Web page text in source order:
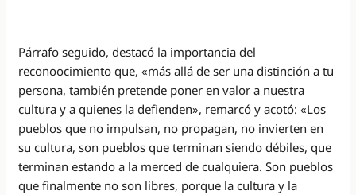
Párrafo seguido, destacó la importancia del
reconoocimiento que, «más allá de ser una distinción a tu
persona, también pretende poner en valor a nuestra
cultura y a quienes la defienden», remarcó y acotó: «Los
pueblos que no impulsan, no propagan, no invierten en
su cultura, son pueblos que terminan siendo débiles, que
terminan estando a la merced de cualquiera. Son pueblos
que finalmente no son libres, porque la cultura y la